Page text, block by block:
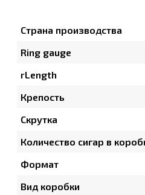
Страна производства
Ring gauge
rLength
Крепость
Скрутка
Количество сигар в
Формат
Вид коробки